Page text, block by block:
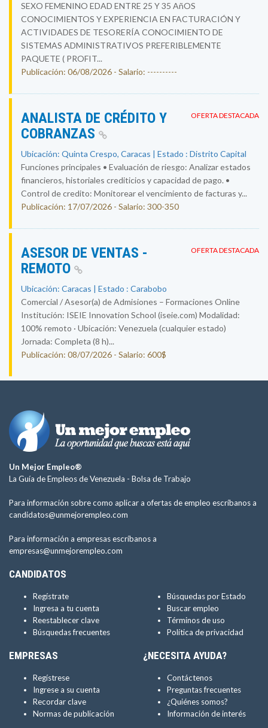
SEXO FEMENINO EDAD ENTRE 25 Y 35 AñOS
CONOCIMIENTOS Y EXPERIENCIA EN FACTURACIÓN Y
ACTIVIDADES DE TESORERÍA CONOCIMIENTO DE
SISTEMAS ADMINISTRATIVOS PREFERIBLEMENTE
PAQUETE ( PROFIT...
Publicación: 06/08/2026 - Salario: ----------
OFERTA DESTACADA
ANALISTA DE CRÉDITO Y
COBRANZAS
Ubicación: Quinta Crespo, Caracas | Estado : Distrito Capital
Funciones principales • Evaluación de riesgo: Analizar estados
financieros, historiales crediticios y capacidad de pago. •
Control de credito: Monitorear el vencimiento de facturas y...
Publicación: 17/07/2026 - Salario: 300-350
OFERTA DESTACADA
ASESOR DE VENTAS -
REMOTO
Ubicación: Caracas | Estado : Carabobo
Comercial / Asesor(a) de Admisiones – Formaciones Online
Institución: ISEIE Innovation School (iseie.com) Modalidad:
100% remoto · Ubicación: Venezuela (cualquier estado)
Jornada: Completa (8 h)...
Publicación: 08/07/2026 - Salario: 600$
Un Mejor Empleo®
La Guía de Empleos de Venezuela - Bolsa de Trabajo
Para información sobre como aplicar a ofertas de empleo escríbanos a
candidatos@unmejorempleo.com
Para información a empresas escríbanos a
empresas@unmejorempleo.com
CANDIDATOS
Regístrate
Ingresa a tu cuenta
Reestablecer clave
Búsquedas frecuentes
Búsquedas por Estado
Buscar empleo
Términos de uso
Política de privacidad
EMPRESAS
Regístrese
Ingrese a su cuenta
Recordar clave
Normas de publicación
¿NECESITA AYUDA?
Contáctenos
Preguntas frecuentes
¿Quiénes somos?
Información de interés